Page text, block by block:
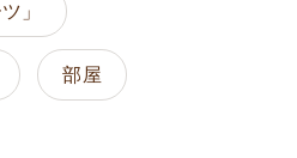
」
部屋